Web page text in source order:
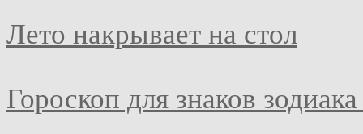
Лето накрывает на стол
Гороскоп для знаков